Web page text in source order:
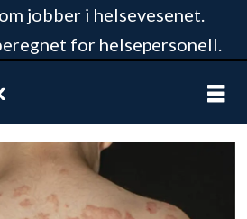
jobber i helsevesenet.
for helsepersonell.